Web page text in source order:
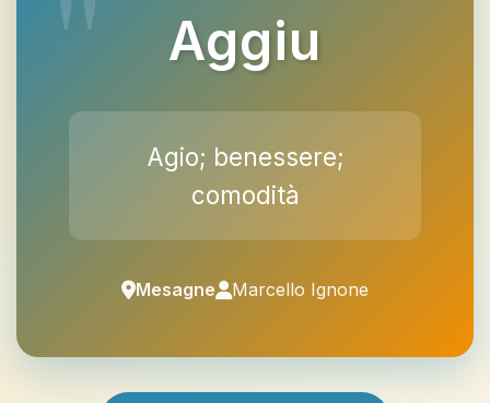
Aggiu
Agio; benessere;
comodità
Mesagne Marcello Ignone